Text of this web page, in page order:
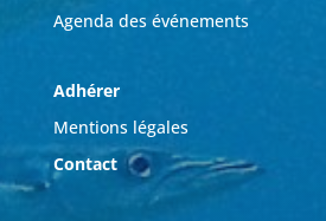
Agenda des événements
Adhérer
Mentions légales
Contact